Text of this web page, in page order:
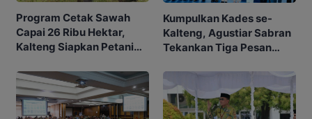
Program Cetak Sawah
Capai 26 Ribu Hektar,
Kalteng Siapkan Petani
Kumpulkan Kades se-
Kalteng, Agustiar Sabran
Tekankan Tiga Pesan